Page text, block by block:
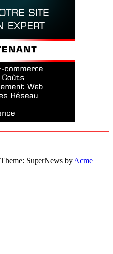
Theme: SuperNews by Acme